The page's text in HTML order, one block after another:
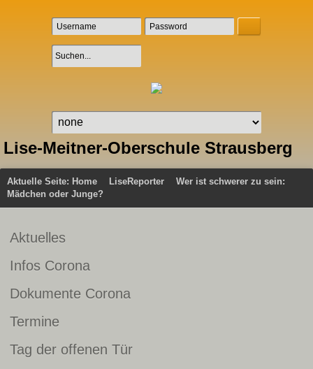
Lise-Meitner-Oberschule Strausberg
Aktuelle Seite: Home LiseReporter
Wer ist schwerer zu sein:
Mädchen oder Junge?
Aktuelles
Infos Corona
Dokumente Corona
Termine
Tag der offenen Tür